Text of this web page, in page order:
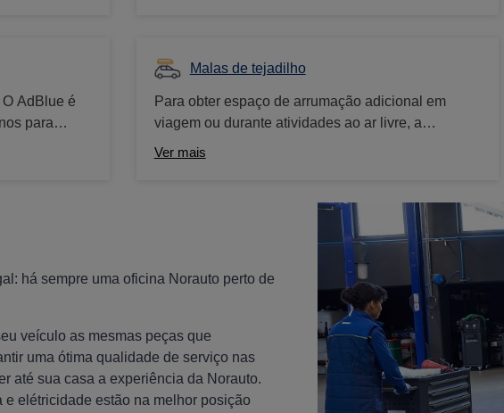
técnicos.
seu carro
fiável.Poderá contar sempre com os nossos
carro.
AdBlue é
para
os óxidos
Malas de tejadilho
Para obter espaço de arrumação adicional em
viagem ou durante atividades ao ar livre, a
utilização de uma mala de tejadilho pode ser a
viagem. Descubra toda a oferta de malas de
Ver mais
há sempre uma oficina Norauto perto de
veículo as mesmas peças que
uma ótima qualidade de serviço nas
até sua casa a experiência da Norauto.
elétricidade estão na melhor posição